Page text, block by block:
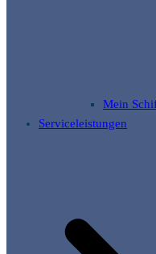
Mein
Serviceleistungen